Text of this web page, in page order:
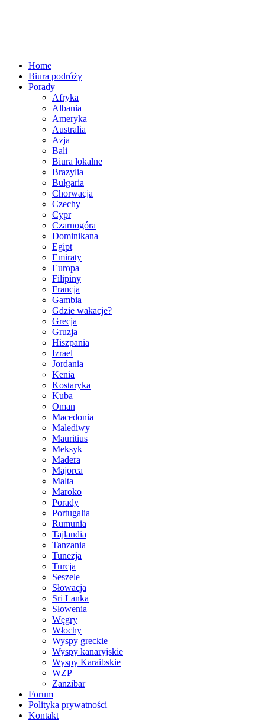
Home
Biura podróży
Porady
Afryka
Albania
Ameryka
Australia
Azja
Bali
Biura lokalne
Brazylia
Bułgaria
Chorwacja
Czechy
Cypr
Czarnogóra
Dominikana
Egipt
Emiraty
Europa
Filipiny
Francja
Gambia
Gdzie wakacje?
Grecja
Gruzja
Hiszpania
Izrael
Jordania
Kenia
Kostaryka
Kuba
Oman
Macedonia
Malediwy
Mauritius
Meksyk
Madera
Majorca
Malta
Maroko
Porady
Portugalia
Rumunia
Tajlandia
Tanzania
Tunezja
Turcja
Seszele
Słowacja
Sri Lanka
Słowenia
Węgry
Włochy
Wyspy greckie
Wyspy kanaryjskie
Wyspy Karaibskie
WZP
Zanzibar
Forum
Polityka prywatności
Kontakt